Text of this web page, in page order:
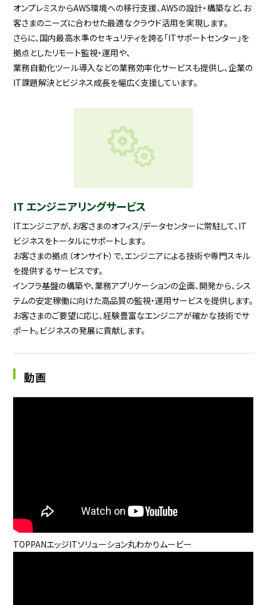
オンプレミスからAWS環境への移行支援、AWSの設計・構築など、お
客さまのニーズに合わせた最適なクラウド活用を実現します。
さらに、国内最高水準のセキュリティを誇る「ITサポートセンター」を
拠点としたリモート監視・運用や、
業務自動化ツール導入などの業務効率化サービスも提供し、企業の
IT課題解決とビジネス成長を幅広く支援しています。
IT エンジニアリングサービス
ITエンジニアが、お客さまのオフィス/データセンターに常駐して、IT
ビジネスをトータルにサポートします。
お客さまの拠点（オンサイト）で、エンジニアによる技術や専門スキル
を提供するサービスです。
インフラ基盤の構築や、業務アプリケーションの企画、開発から、シス
テムの安定稼働に向けた高品質の監視・運用サービスを提供します。
お客さまのご要望に応じ、経験豊富なエンジニアが確かな技術でサ
ポート。ビジネスの発展に貢献します。
動画
TOPPANエッジITソリューション丸わかりムービー